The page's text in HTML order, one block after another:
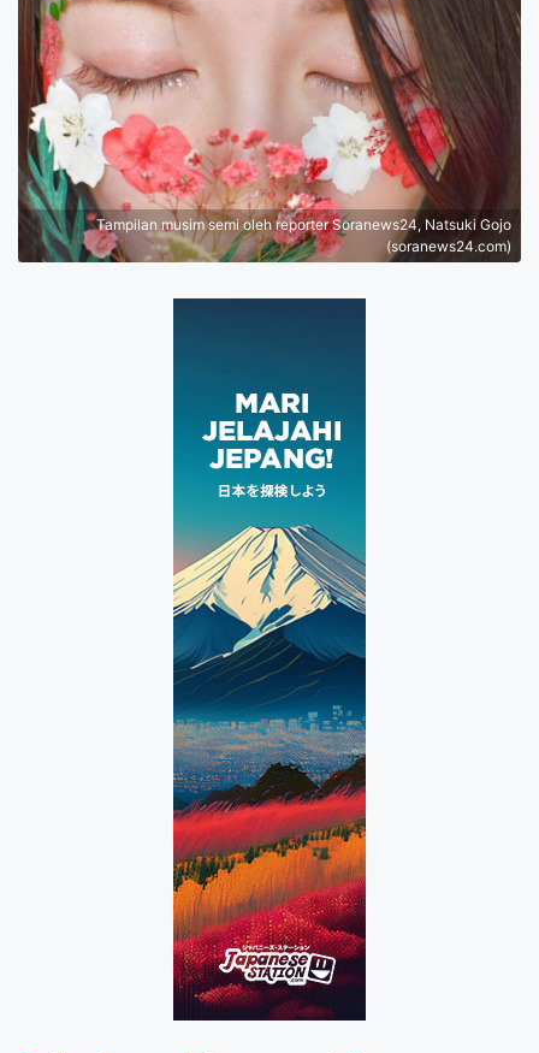
Tampilan musim semi oleh reporter Soranews24, Natsuki Gojo
(soranews24.com)